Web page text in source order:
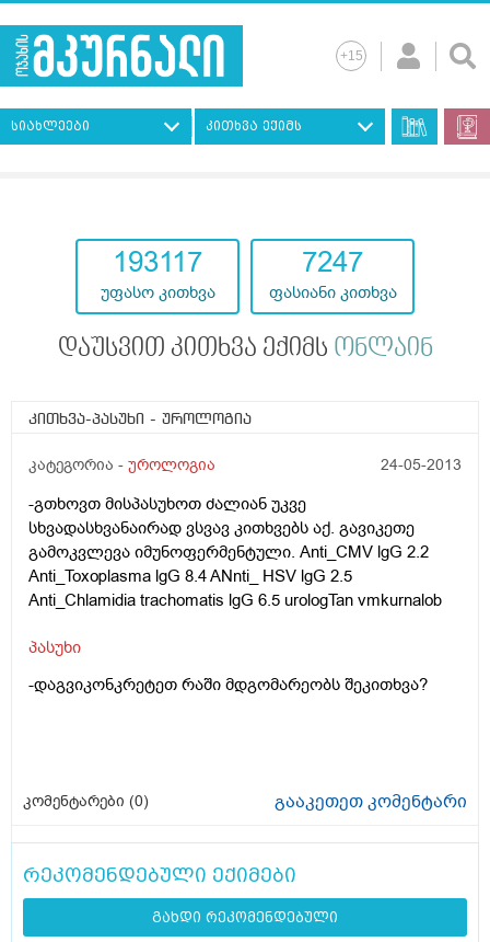
სიახლეები კითხვა ექიმს
193117
უფასო კითხვა
7247
ფასიანი კითხვა
დაუსვით კითხვა ექიმს ონლაინ
კითხვა-პასუხი - უროლოგია
კატეგორია - უროლოგია 24-05-2013
-გთხოვთ მისპასუხოთ ძალიან უკვე
სხვადასხვანაირად ვსვავ კითხვებს აქ. გავიკეთე
გამოკვლევა იმუნოფერმენტული. Anti_CMV lgG 2.2
Anti_Toxoplasma lgG 8.4 ANnti_ HSV lgG 2.5
Anti_Chlamidia trachomatis lgG 6.5 urologTan vmkurnalob
პასუხი
-დაგვიკონკრეტეთ რაში მდგომარეობს შეკითხვა?
კომენტარები (0) გააკეთეთ კომენტარი
რეკომენდებული ექიმები
გახდი რეკომენდებული